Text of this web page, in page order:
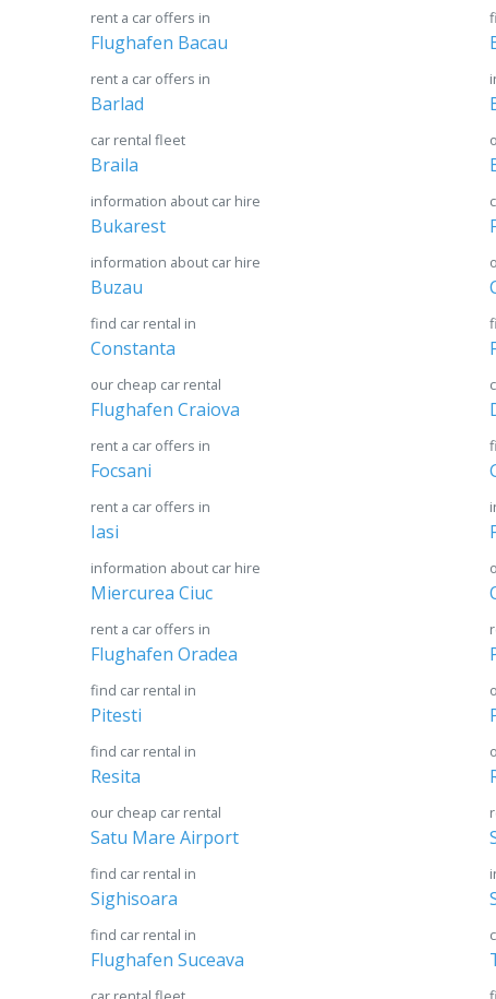
rent a car offers in
Flughafen Bacau
rent a car offers in
Barlad
car rental fleet
Braila
information about car hire
Bukarest
information about car hire
Buzau
find car rental in
Constanta
our cheap car rental
Flughafen Craiova
rent a car offers in
Focsani
rent a car offers in
Iasi
information about car hire
Miercurea Ciuc
rent a car offers in
Flughafen Oradea
find car rental in
Pitesti
find car rental in
Resita
our cheap car rental
Satu Mare Airport
find car rental in
Sighisoara
find car rental in
Flughafen Suceava